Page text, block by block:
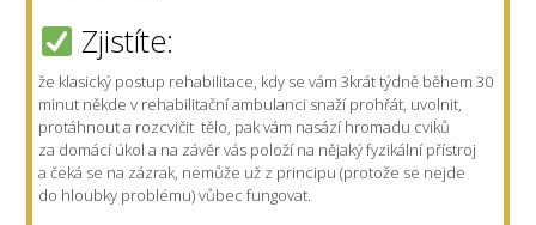
Zjistíte:
že klasický postup rehabilitace, kdy se vám 3krát týdně během 30
minut někde v rehabilitační ambulanci snaží prohřát, uvolnit,
protáhnout a rozcvičit tělo, pak vám nasází hromadu cviků
za domácí úkol a na závěr vás položí na nějaký fyzikální přístroj
a čeká se na zázrak, nemůže už z principu (protože se nejde
do hloubky problému) vůbec fungovat.